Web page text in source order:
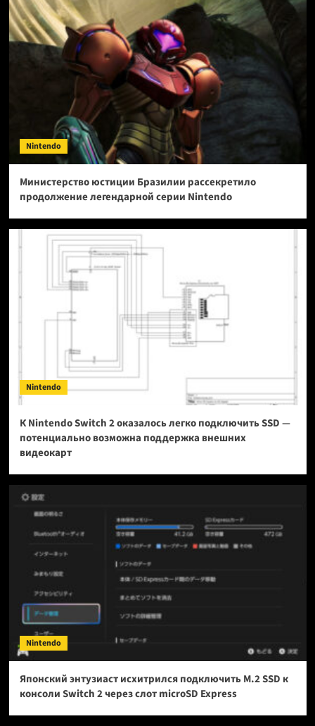
Nintendo
Министерство юстиции Бразилии рассекретило
продолжение легендарной серии Nintendo
Nintendo
К Nintendo Switch 2 оказалось легко подключить SSD —
потенциально возможна поддержка внешних
видеокарт
Nintendo
Японский энтузиаст исхитрился подключить M.2 SSD к
консоли Switch 2 через слот microSD Express